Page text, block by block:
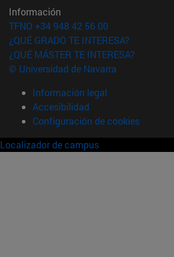
Información
TFNO +34 948 42 56 00
¿QUÉ GRADO TE INTERESA?
¿QUÉ MÁSTER TE INTERESA?
© Universidad de Navarra
Información legal
Accesibilidad
Configuración de cookies
Localizador de campus